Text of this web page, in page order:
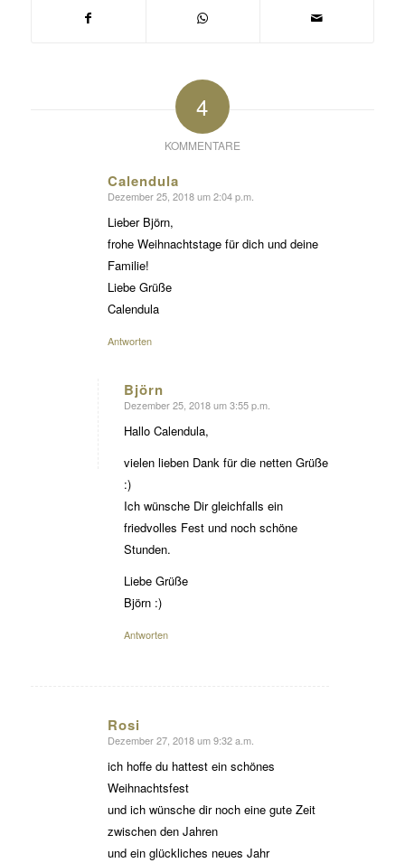
4
KOMMENTARE
Calendula
sagte:
Dezember 25, 2018 um 2:04 p.m.
Lieber Björn,
frohe Weihnachtstage für dich und deine
Familie!
Liebe Grüße
Calendula
Antworten
Björn
sagte:
Dezember 25, 2018 um 3:55 p.m.
Hallo Calendula,
vielen lieben Dank für die netten Grüße
:)
Ich wünsche Dir gleichfalls ein
friedvolles Fest und noch schöne
Stunden.
Liebe Grüße
Björn :)
Antworten
Rosi
sagte:
Dezember 27, 2018 um 9:32 a.m.
ich hoffe du hattest ein schönes
Weihnachtsfest
und ich wünsche dir noch eine gute Zeit
zwischen den Jahren
und ein glückliches neues Jahr